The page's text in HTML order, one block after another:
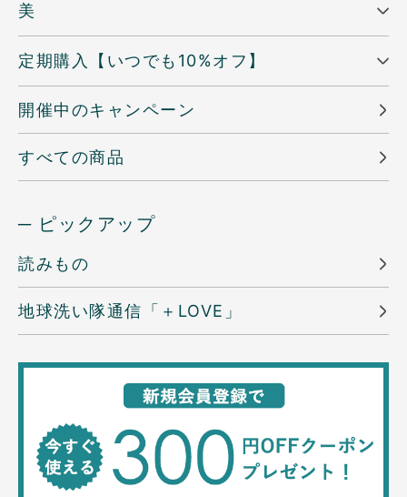
美
定期購入【いつでも10%オフ】
開催中のキャンペーン
すべての商品
─ ピックアップ
読みもの
地球洗い隊通信「＋LOVE」